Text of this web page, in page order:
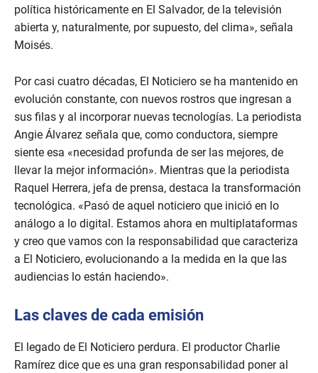
política históricamente en El Salvador, de la televisión
abierta y, naturalmente, por supuesto, del clima», señala
Moisés.
Por casi cuatro décadas, El Noticiero se ha mantenido en
evolución constante, con nuevos rostros que ingresan a
sus filas y al incorporar nuevas tecnologías. La periodista
Angie Álvarez señala que, como conductora, siempre
siente esa «necesidad profunda de ser las mejores, de
llevar la mejor información». Mientras que la periodista
Raquel Herrera, jefa de prensa, destaca la transformación
tecnológica. «Pasó de aquel noticiero que inició en lo
análogo a lo digital. Estamos ahora en multiplataformas
y creo que vamos con la responsabilidad que caracteriza
a El Noticiero, evolucionando a la medida en la que las
audiencias lo están haciendo».
Las claves de cada emisión
El legado de El Noticiero perdura. El productor Charlie
Ramírez dice que es una gran responsabilidad poner al